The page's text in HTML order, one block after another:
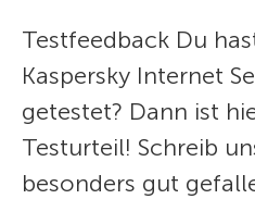
Testfeedback Du
Kaspersky Internet
getestet? Dann ist
Testurteil! Schreib
besonders gut